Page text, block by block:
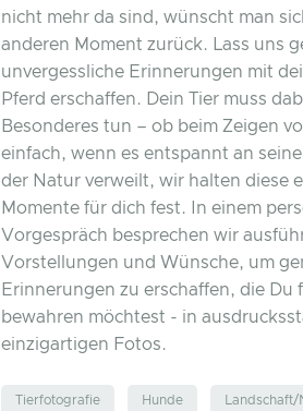
nicht mehr da sind, wünscht man
anderen Moment zurück. Lass uns
unvergessliche Erinnerungen mit
Pferd erschaffen. Dein Tier muss
Besonderes tun – ob beim Zeigen
einfach, wenn es entspannt an
der Natur verweilt, wir halten diese
Momente für dich fest. In einem
Vorgespräch besprechen wir
Vorstellungen und Wünsche, um
Erinnerungen zu erschaffen, die Du
bewahren möchtest - in
einzigartigen Fotos.
Tierfotografie Hunde